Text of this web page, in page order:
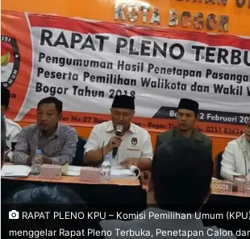
m
a
i
l
RAPAT PLENO KPU – Komisi Pemilihan Umum
menggelar Rapat Pleno Terbuka, Penetapan Calon